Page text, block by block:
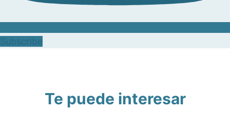
Te puede interesar